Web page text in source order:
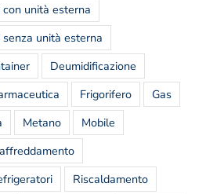
unità esterna
unità esterna
Deumidificazione
Frigorifero
Gas
Metano
Mobile
Riscaldamento